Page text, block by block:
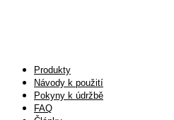
Produkty
Návody k použití
Pokyny k údržbě
FAQ